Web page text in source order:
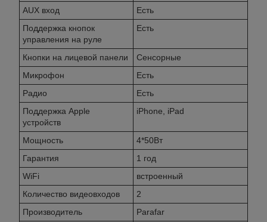
AUX вход
Есть
Поддержка кнопок
управления на руле
Есть
Кнопки на лицевой панели
Сенсорные
Микрофон
Есть
Радио
Есть
Поддержка Apple
устройств
iPhone, iPad
Мощность
4*50Вт
Гарантия
1 год
WiFi
встроенный
Количество видеовходов
2
Производитель
Parafar